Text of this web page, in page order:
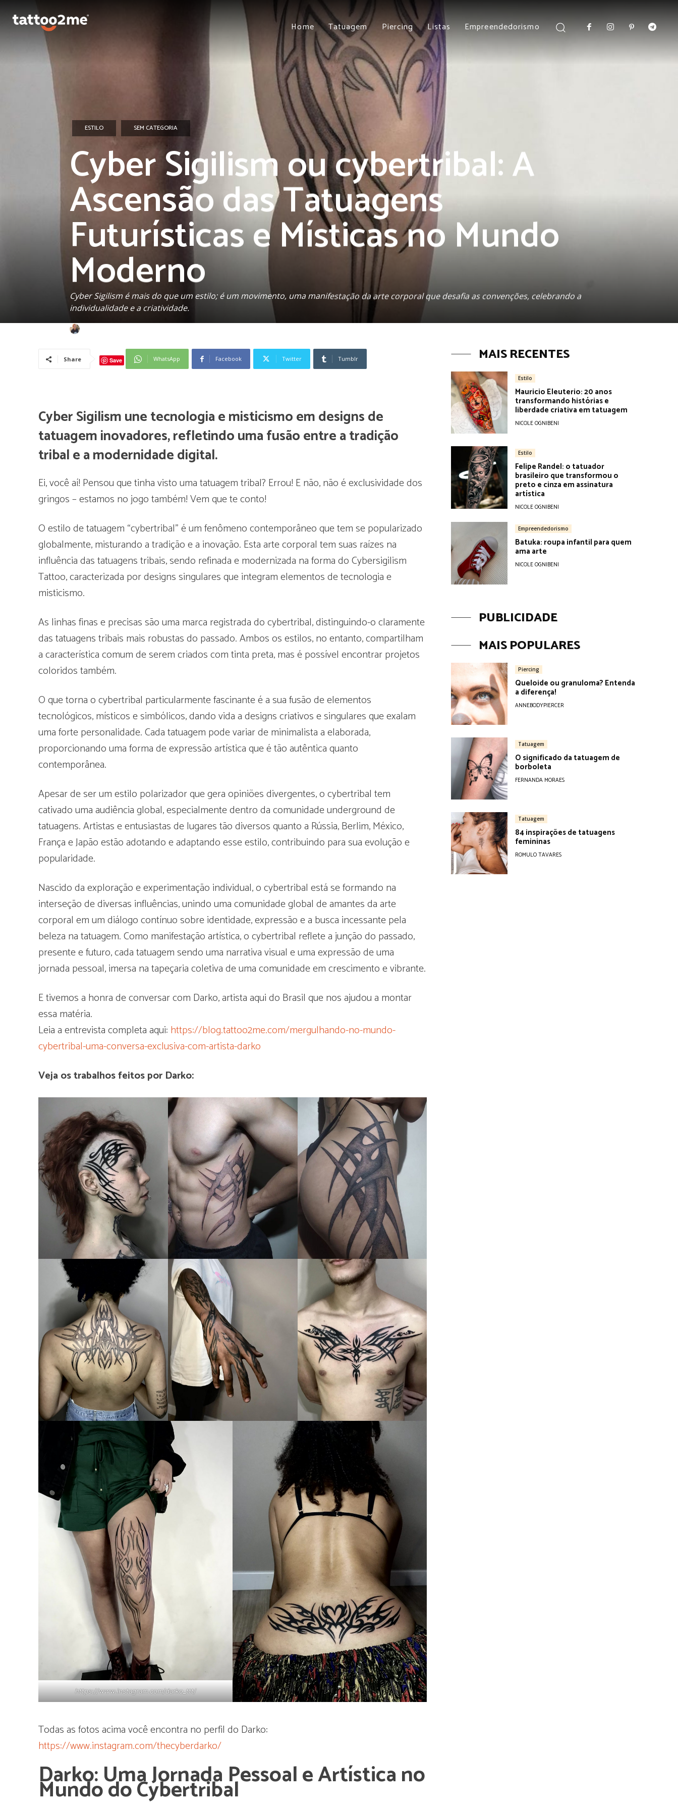
Home Tatuagem Piercing Listas Empreendedorismo
ESTILO SEM CATEGORIA
Cyber Sigilism ou cybertribal: A
Ascensão das Tatuagens
Futurísticas e Místicas no Mundo
Moderno
Cyber Sigilism é mais do que um estilo; é um movimento, uma manifestação da arte corporal que desafia as convenções, celebrando a
individualidade e a criatividade.
Share Save WhatsApp Facebook Twitter Tumblr
Cyber Sigilism une tecnologia e misticismo em designs de
tatuagem inovadores, refletindo uma fusão entre a tradição
tribal e a modernidade digital.
Ei, você aí! Pensou que tinha visto uma tatuagem tribal? Errou! E não, não é exclusividade dos
gringos – estamos no jogo também! Vem que te conto!
O estilo de tatuagem “cybertribal” é um fenômeno contemporâneo que tem se popularizado
globalmente, misturando a tradição e a inovação. Esta arte corporal tem suas raízes na
influência das tatuagens tribais, sendo refinada e modernizada na forma do Cybersigilism
Tattoo, caracterizada por designs singulares que integram elementos de tecnologia e
misticismo.
As linhas finas e precisas são uma marca registrada do cybertribal, distinguindo-o claramente
das tatuagens tribais mais robustas do passado. Ambos os estilos, no entanto, compartilham
a característica comum de serem criados com tinta preta, mas é possível encontrar projetos
coloridos também.
O que torna o cybertribal particularmente fascinante é a sua fusão de elementos
tecnológicos, místicos e simbólicos, dando vida a designs criativos e singulares que exalam
uma forte personalidade. Cada tatuagem pode variar de minimalista a elaborada,
proporcionando uma forma de expressão artística que é tão autêntica quanto
contemporânea.
Apesar de ser um estilo polarizador que gera opiniões divergentes, o cybertribal tem
cativado uma audiência global, especialmente dentro da comunidade underground de
tatuagens. Artistas e entusiastas de lugares tão diversos quanto a Rússia, Berlim, México,
França e Japão estão adotando e adaptando esse estilo, contribuindo para sua evolução e
popularidade.
Nascido da exploração e experimentação individual, o cybertribal está se formando na
interseção de diversas influências, unindo uma comunidade global de amantes da arte
corporal em um diálogo contínuo sobre identidade, expressão e a busca incessante pela
beleza na tatuagem. Como manifestação artística, o cybertribal reflete a junção do passado,
presente e futuro, cada tatuagem sendo uma narrativa visual e uma expressão de uma
jornada pessoal, imersa na tapeçaria coletiva de uma comunidade em crescimento e vibrante.
E tivemos a honra de conversar com Darko, artista aqui do Brasil que nos ajudou a montar
essa matéria.
Leia a entrevista completa aqui: https://blog.tattoo2me.com/mergulhando-no-mundo-
cybertribal-uma-conversa-exclusiva-com-artista-darko
Veja os trabalhos feitos por Darko:
https://www.instagram.com/darko_ttt/
Todas as fotos acima você encontra no perfil do Darko:
https://www.instagram.com/thecyberdarko/
Darko: Uma Jornada Pessoal e Artística no
Mundo do Cybertribal
MAIS RECENTES
Estilo
Mauricio Eleuterio: 20 anos
transformando histórias e
liberdade criativa em tatuagem
NICOLE OGNIBENI
Estilo
Felipe Randel: o tatuador
brasileiro que transformou o
preto e cinza em assinatura
artística
NICOLE OGNIBENI
Empreendedorismo
Batuka: roupa infantil para quem
ama arte
NICOLE OGNIBENI
PUBLICIDADE
MAIS POPULARES
Piercing
Queloide ou granuloma? Entenda
a diferença!
ANNEBODYPIERCER
Tatuagem
O significado da tatuagem de
borboleta
FERNANDA MORAES
Tatuagem
84 inspirações de tatuagens
femininas
ROMULO TAVARES